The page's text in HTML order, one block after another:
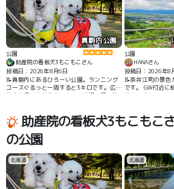
真駒内公園
公園
助産院の看板犬3もこもこさん
投稿日：2026年8月6日
📝真駒内にあるひろーい公園。ランニング
コースぐるっと一周すると3キロです。広い
芝生広場、白樺並木、キノコ広場、河川敷
いです。
公園
HANAさん
投稿日：2026年8
📝奈井江町の景色
です。 GW付近に
すめです。
助産院の看板犬3もこもこ
の公園
北海道 北海道